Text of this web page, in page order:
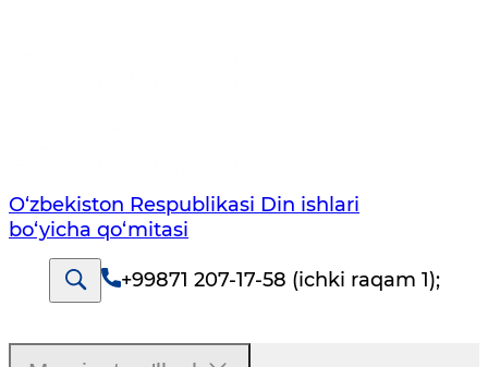
O‘zbekiston Respublikаsi Din ishlаri
bo‘yichа qo‘mitаsi
+99871 207-17-58 (ichki raqam 1);